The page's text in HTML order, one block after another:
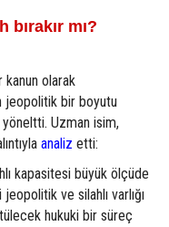
mı?
olarak
jeopolitik bir boyutu
yöneltti. Uzman isim,
analiz etti:
kapasitesi büyük ölçüde
ve silahlı varlığı
hukuki bir süreç